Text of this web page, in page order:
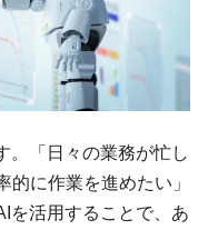
。「日々の業務が忙し
に作業を進めたい」
を活用することで、あ